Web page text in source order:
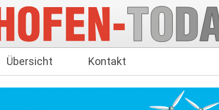
Übersicht Kontakt